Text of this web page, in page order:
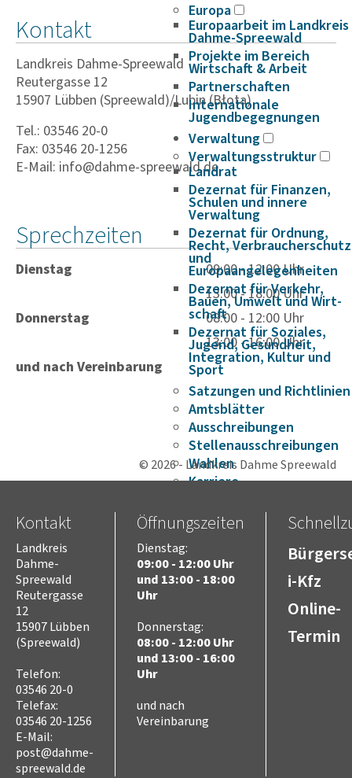
Europa
Europaarbeit im Landkreis
Dahme-Spreewald
Projekte im Bereich
Wirtschaft & Arbeit
Partnerschaften
Internationale
Jugendbegegnungen
Verwaltung
Verwaltungsstruktur
Landrat
Dezernat für Finanzen,
Schulen und innere
Verwaltung
Dezernat für Ordnung,
Recht, Verbraucherschutz
und
Europaangelegenheiten
Dezernat für Verkehr,
Bauen, Umwelt und Wirt­
schaft
Dezernat für Soziales,
Jugend, Gesundheit,
Integration, Kultur und
Sport
Satzungen und Richtlinien
Amtsblätter
Ausschreibungen
Stellenausschreibungen
Wahlen
Karriere
Vorsitz des Kreistages
Rats- und
Niederschriften
Videoaufzeichnungen
Themen
Familie
Kinder
Erwachsene
Senioren
Kontakt
Landkreis Dahme-Spreewald
Reutergasse 12
15907 Lübben (Spreewald)/Lubin (Błota)
Tel.: 03546 20-0
Fax: 03546 20-1256
E-Mail: info@dahme-spreewald.de
Sprechzeiten
Dienstag
09:00 - 12:00 Uhr
13:00 - 18:00 Uhr
Donnerstag
08:00 - 12:00 Uhr
13:00 - 16:00 Uhr
und nach Vereinbarung
© 2026 - Landkreis Dahme Spreewald
Kontakt
Landkreis
Dahme-
Spreewald
Reutergasse
12
15907 Lübben
(Spreewald)
Telefon:
03546 20-0
Telefax:
03546 20-1256
E-Mail:
post@dahme-
spreewald.de
Öffnungszeiten
Dienstag:
09:00 - 12:00 Uhr
und 13:00 - 18:00
Uhr
Donnerstag:
08:00 - 12:00 Uhr
und 13:00 - 16:00
Uhr
und nach
Vereinbarung
i-Kfz
Online-
Termin